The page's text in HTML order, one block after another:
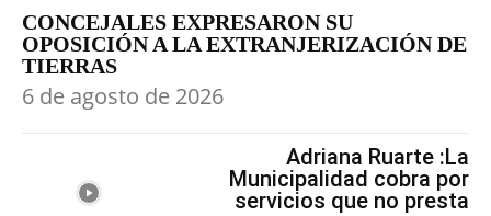
CONCEJALES EXPRESARON SU
OPOSICIÓN A LA EXTRANJERIZACIÓN DE
TIERRAS
6 de agosto de 2026
Adriana Ruarte :La
Municipalidad cobra por
servicios que no presta